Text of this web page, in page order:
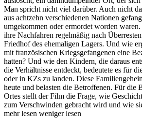
Man spricht nicht viel darüber. Auch nicht
aus achtzehn verschiedenen Nationen
umgekommen oder ermordet worden
ihre Nachfahren regelmäßig nach
Friedhof des ehemaligen Lagers. Und wie
mit französischen Kriegsgefangenen eine
hatten? Und wie den Kindern, die daraus
die Verhältnisse entdeckt, bedeutete es für
oder in KZs zu landen. Diese
heute und belasten die Betroffenen. Für die
Ortes stellt der Film die Frage, wie
zum Verschwinden gebracht wird und wie
mehr lesen weniger lesen